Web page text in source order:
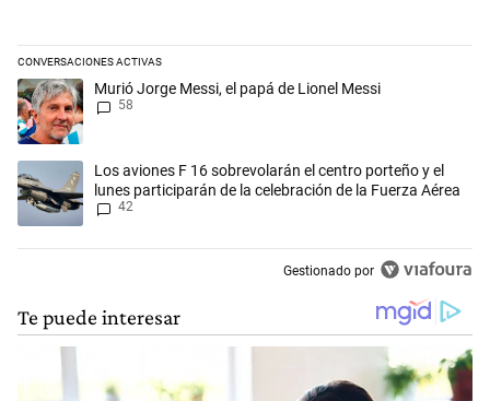
CONVERSACIONES ACTIVAS
Este listado muestra los artículos con más comentarios en los
Un artículo de tendencia con el título "Murió Jorge Messi, el papá de
Murió Jorge Messi, el papá de Lionel Messi
58
Un artículo de tendencia con el título "Los aviones F 16 sobrevolarán
Los aviones F 16 sobrevolarán el centro porteño y el
lunes participarán de la celebración de la Fuerza Aérea
42
Gestionado por